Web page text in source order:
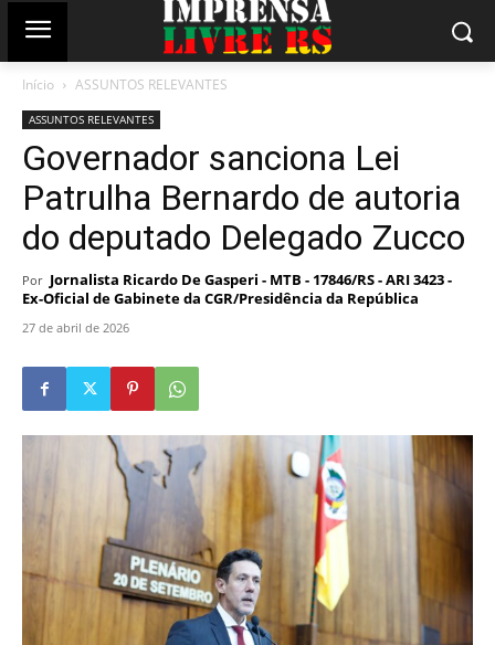
Início ASSUNTOS RELEVANTES
ASSUNTOS RELEVANTES
Governador sanciona Lei
Patrulha Bernardo de autoria
do deputado Delegado Zucco
Por Jornalista Ricardo De Gasperi - MTB - 17846/RS - ARI 3423 -
Ex-Oficial de Gabinete da CGR/Presidência da República
27 de abril de 2026